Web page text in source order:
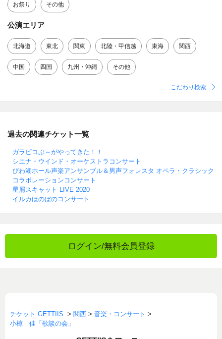
お祭り その他
公演エリア
北海道 東北 関東 北陸・甲信越 東海 関西
中国 四国 九州・沖縄 その他
こだわり検索
過去の関連チケット一覧
ガラピコぷ～がやってきた！！
シエナ・ウインド・オーケストラコンサート
びわ湖ホール声楽アンサンブル＆男声フォレスタ オペラ・クラシック
コラボレーションコンサート
星屑スキャット LIVE 2020
イルカほのぼのコンサート
ログイン/無料会員登録
チケット GETTIIS > 関西 > 音楽・コンサート >
小椋 佳「歌談の会」